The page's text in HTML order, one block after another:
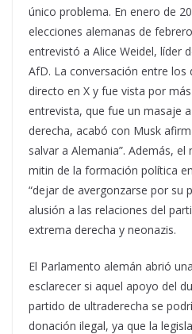
único problema. En enero de
elecciones alemanas de
entrevistó a Alice Weidel, líder
AfD. La conversación entre los
directo en X y fue vista por
entrevista, que fue un masaje
derecha, acabó con Musk
salvar a Alemania”. Además,
mitin de la formación política
“dejar de avergonzarse por su
alusión a las relaciones del
extrema derecha y neonazis.
El Parlamento alemán abrió
esclarecer si aquel apoyo del
partido de ultraderecha se
donación ilegal, ya que la